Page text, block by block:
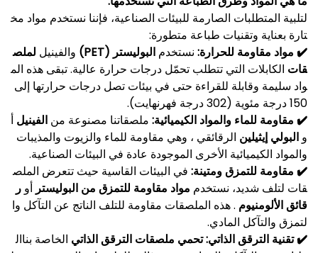
لتلبية المتطلبات الصارمة للبيئات الصناعية، فإننا نستخدم مواد مخ
تارة بعناية وتقنيات طباعة متطورة:
✔️ مواد مقاومة للحرارة: نستخدم البوليستر (PET) والفينيل لملص
قات الكابلات التي تتطلب تحمّل درجات حرارة عالية. تبقى هذه الم
واد سليمة وقابلة للقراءة حتى في بيئات تصل درجات حرارتها إلى
150 درجة مئوية (302 درجة فهرنهايت).
✔️ مقاومة للماء والمواد الكيميائية: ملصقاتنا مصنوعة من الفينيل أ
و البولي إيثيلين الرقائقي ، وهي مقاومة للماء والزيوت والمذيبات
والمواد الكيميائية الأخرى الموجودة عادة في البيئات الصناعية.
✔️ مقاومة للتمزق ومتينة: في البيئات القاسية حيث تتعرض الملص
قات لتلف شديد، نستخدم مواد مقاومة للتمزق من البوليستر أو ر
قائق الألومنيوم . هذه الملصقات مقاومة للتلف الناتج عن التآكل وا
لتمزق والتآكل المادي.
✔️تقنية الترقق الذاتي: تحمي ملصقات الترقق الذاتي الخاصة بناال